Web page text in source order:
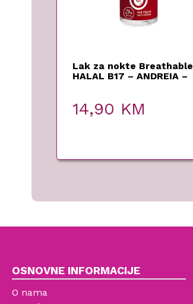
Lak za nokte Breathable
HALAL B17 – ANDREIA –
14,90 KM
OSNOVNE INFORMACIJE
O nama